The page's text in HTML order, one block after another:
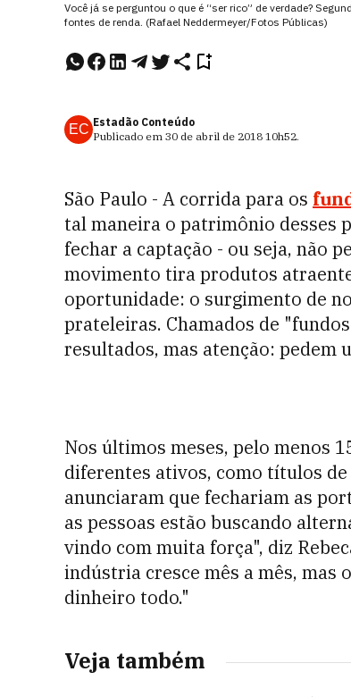
Você já se perguntou o que é “ser rico” de verdade?
fontes de renda. (Rafael Neddermeyer/Fotos Públicas)
EC Estadão Conteúdo
Publicado em 30 de abril de 2018 10h52.
São Paulo - A corrida para os
tal maneira o patrimônio desses
fechar a captação - ou seja, não
movimento tira produtos
oportunidade: o surgimento de
prateleiras. Chamados de
resultados, mas atenção: pedem
Nos últimos meses, pelo menos
diferentes ativos, como títulos
anunciaram que fechariam as
as pessoas estão buscando
vindo com muita força", diz
indústria cresce mês a mês, mas
dinheiro todo."
Veja também